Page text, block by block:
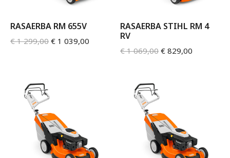
RASAERBA RM 655V
€1 299,00 € 1 039,00
RASAERBA STIHL RM 4
RV
€1 069,00 € 829,00